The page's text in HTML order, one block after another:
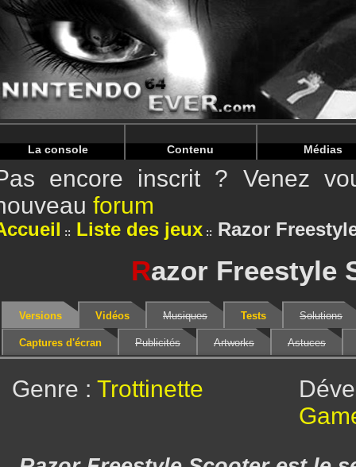
Warning: Undefined array key "HTTP_REFERER" in /
Warning: Undefined array key "HTTP_REFERER" in /
La console Contenu Médias
encore inscrit ? Venez
forum
Liste des jeux Razor
Razor Freestyle
Versions Vidéos Musiques Tests Solutions
Captures d'écran Publicités Artworks Astuces
Genre : Trottinette